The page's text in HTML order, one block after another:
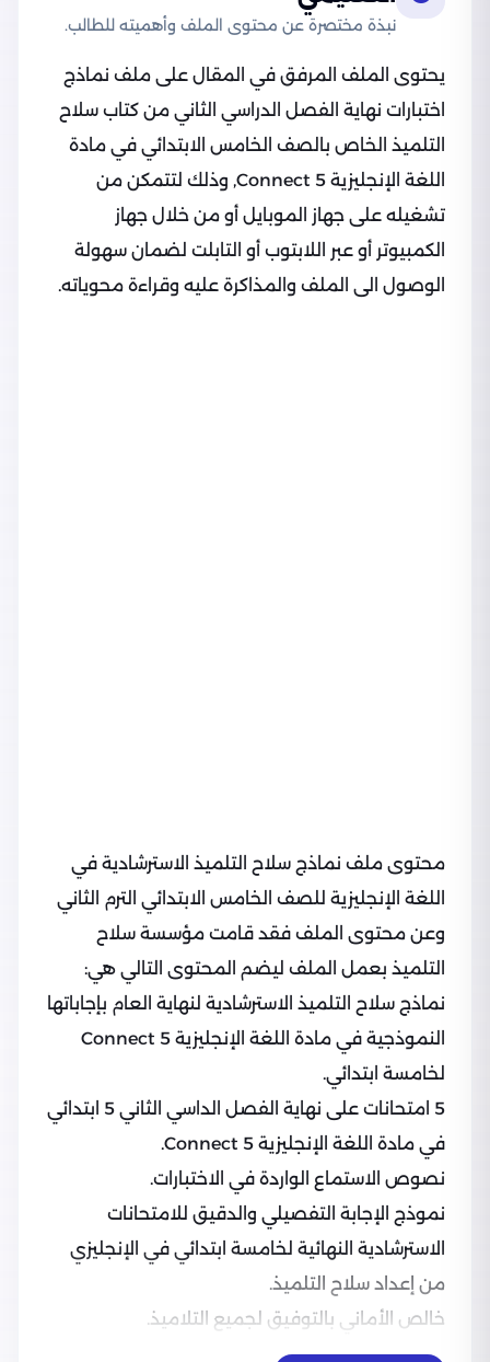
نبذة مختصرة عن محتوى الملف وأهميته للطالب.
يحتوى الملف المرفق في المقال على ملف نماذج
اختبارات نهاية الفصل الدراسي الثاني من كتاب سلاح
التلميذ الخاص بالصف الخامس الابتدائي في مادة
اللغة الإنجليزية Connect 5, وذلك لتتمكن من
تشغيله على جهاز الموبايل أو من خلال جهاز
الكمبيوتر أو عبر اللابتوب أو التابلت لضمان سهولة
الوصول الى الملف والمذاكرة عليه وقراءة محوياته.
محتوى ملف نماذج سلاح التلميذ الاسترشادية في
اللغة الإنجليزية للصف الخامس الابتدائي الترم الثاني
وعن محتوى الملف فقد قامت مؤسسة سلاح
التلميذ بعمل الملف ليضم المحتوى التالي هي:
نماذج سلاح التلميذ الاسترشادية لنهاية العام بإجاباتها
النموذجية في مادة اللغة الإنجليزية Connect 5
لخامسة ابتدائي.
5 امتحانات على نهاية الفصل الداسي الثاني 5 ابتدائي
في مادة اللغة الإنجليزية Connect 5.
نصوص الاستماع الواردة في الاختبارات.
نموذج الإجابة التفصيلي والدقيق للامتحانات
الاسترشادية النهائية لخامسة ابتدائي في الإنجليزي
من إعداد سلاح التلميذ.
خالص الأماني بالتوفيق لجميع التلاميذ.